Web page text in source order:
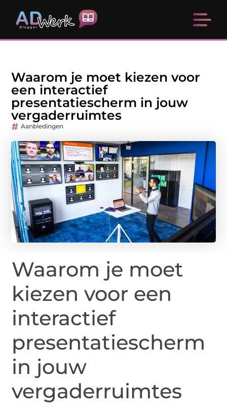
Waarom je moet kiezen voor
een interactief
presentatiescherm in jouw
vergaderruimtes
Aanbiedingen
Waarom je moet
kiezen voor een
interactief
presentatiescherm
in jouw
vergaderruimtes